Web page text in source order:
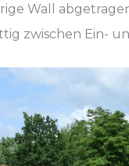
Wall
zwischen Ein-